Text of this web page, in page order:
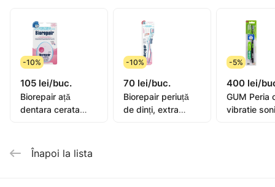
Chișinău Tel:373 22 606 127
-10%
105 lei/buc.
Biorepair ață
dentara cerata
-10%
70 lei/buc.
Biorepair periuță
de dinți, extra
-5%
400 lei/
GUM Peria
vibratie
Înapoi la lista